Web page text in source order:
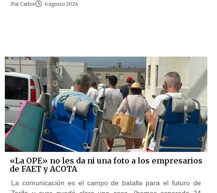
Por Carlos 6 agosto 2026
«La OPE» no les da ni una foto a los empresarios
de FAET y ACOTA
La comunicación es el campo de batalla para el futuro de